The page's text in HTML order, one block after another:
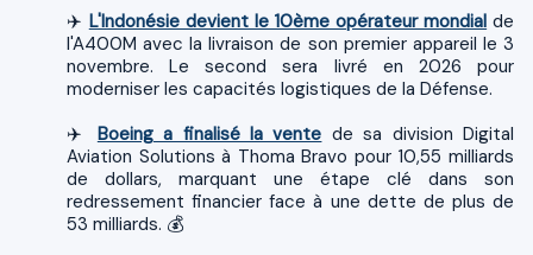
L'Indonésie devient le 10ème opérateur mondial de
l'A400M avec la livraison de son premier appareil le 3
novembre. Le second sera livré en 2026 pour
moderniser les capacités logistiques de la Défense.
✈️ Boeing a finalisé la vente de sa division Digital
Aviation Solutions à Thoma Bravo pour 10,55 milliards
de dollars, marquant une étape clé dans son
redressement financier face à une dette de plus de
53 milliards. 💰